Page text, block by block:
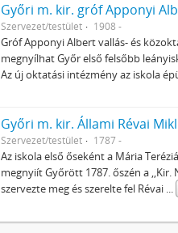
Győri m. kir. gróf Apponyi
Szervezet/testület 1908 -
Gróf Apponyi Albert vallás- és
megnyílhat Győr első felsőbb
Az új oktatási intézmény az iskola
Győri m. kir. Állami Révai
Szervezet/testület 1787 -
Az iskola első őseként a Mária
megnyiít Győrött 1787. őszén a
szervezte meg és szerelte fel Révai ...